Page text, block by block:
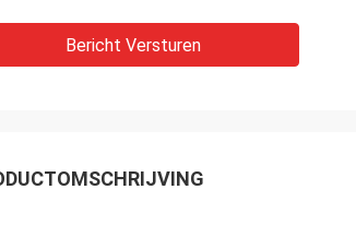
Bericht Versturen